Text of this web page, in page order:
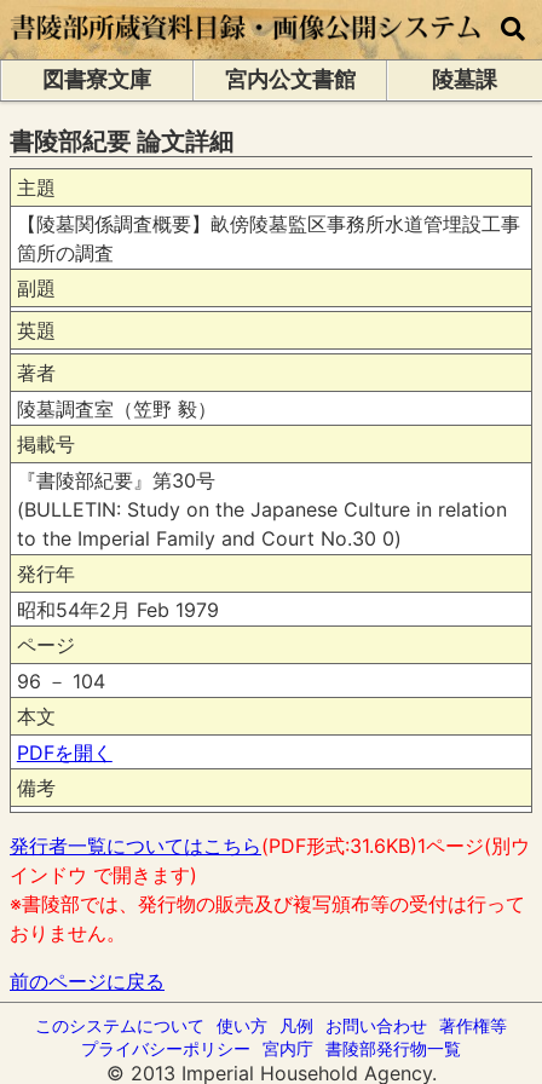
図書寮文庫 宮内公文書館 陵墓課
書陵部紀要 論文詳細
主題
【陵墓関係調査概要】畝傍陵墓監区事務所水道管埋設工事
箇所の調査
副題
英題
著者
陵墓調査室（笠野 毅）
掲載号
『書陵部紀要』第30号
(BULLETIN: Study on the Japanese Culture in relation
to the Imperial Family and Court No.30 0)
発行年
昭和54年2月 Feb 1979
ページ
96 － 104
本文
PDFを開く
備考
発行者一覧についてはこちら(PDF形式:31.6KB)1ページ(別ウ
インドウ で開きます)
※書陵部では、発行物の販売及び複写頒布等の受付は行って
おりません。
前のページに戻る
このシステムについて 使い方 凡例 お問い合わせ 著作権等
プライバシーポリシー
宮内庁 書陵部発行物一覧
© 2013 Imperial Household Agency.